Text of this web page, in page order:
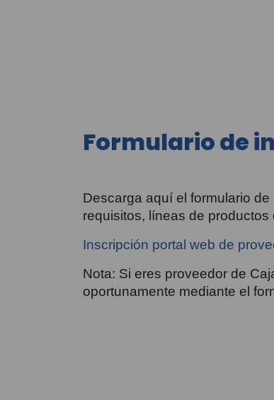
Formulario de
Descarga aquí el formulario
requisitos, líneas de
Inscripción portal web de
Nota: Si eres proveedor de
oportunamente mediante el